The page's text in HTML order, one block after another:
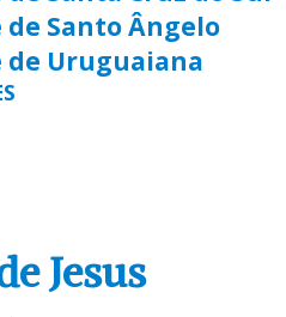
de Santo Ângelo
de Uruguaiana
Jesus